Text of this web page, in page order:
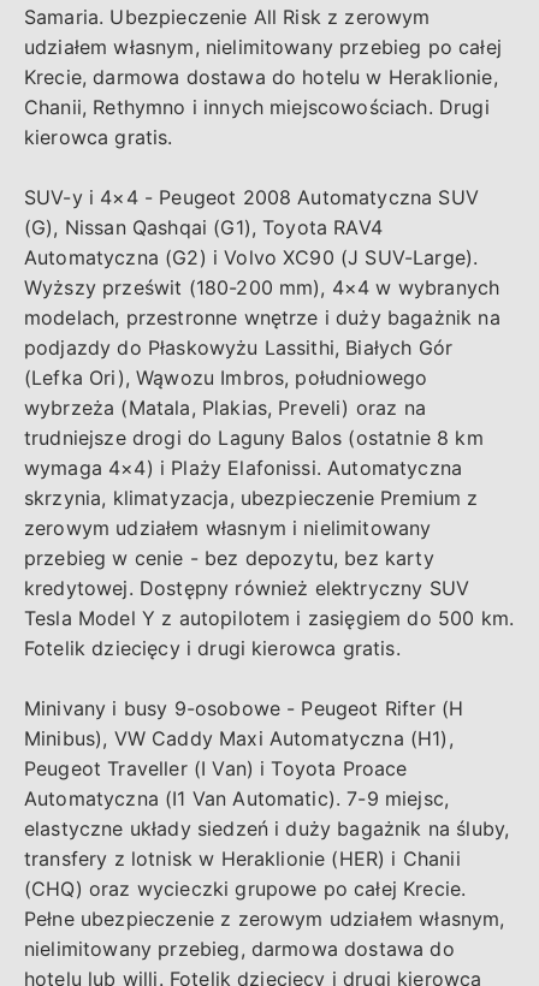
Samaria. Ubezpieczenie All Risk z zerowym
udziałem własnym, nielimitowany przebieg po całej
Krecie, darmowa dostawa do hotelu w Heraklionie,
Chanii, Rethymno i innych miejscowościach. Drugi
kierowca gratis.
SUV-y i 4×4 - Peugeot 2008 Automatyczna SUV
(G), Nissan Qashqai (G1), Toyota RAV4
Automatyczna (G2) i Volvo XC90 (J SUV-Large).
Wyższy prześwit (180-200 mm), 4×4 w wybranych
modelach, przestronne wnętrze i duży bagażnik na
podjazdy do Płaskowyżu Lassithi, Białych Gór
(Lefka Ori), Wąwozu Imbros, południowego
wybrzeża (Matala, Plakias, Preveli) oraz na
trudniejsze drogi do Laguny Balos (ostatnie 8 km
wymaga 4×4) i Plaży Elafonissi. Automatyczna
skrzynia, klimatyzacja, ubezpieczenie Premium z
zerowym udziałem własnym i nielimitowany
przebieg w cenie - bez depozytu, bez karty
kredytowej. Dostępny również elektryczny SUV
Tesla Model Y z autopilotem i zasięgiem do 500 km.
Fotelik dziecięcy i drugi kierowca gratis.
Minivany i busy 9-osobowe - Peugeot Rifter (H
Minibus), VW Caddy Maxi Automatyczna (H1),
Peugeot Traveller (I Van) i Toyota Proace
Automatyczna (I1 Van Automatic). 7-9 miejsc,
elastyczne układy siedzeń i duży bagażnik na śluby,
transfery z lotnisk w Heraklionie (HER) i Chanii
(CHQ) oraz wycieczki grupowe po całej Krecie.
Pełne ubezpieczenie z zerowym udziałem własnym,
nielimitowany przebieg, darmowa dostawa do
hotelu lub willi. Fotelik dziecięcy i drugi kierowca